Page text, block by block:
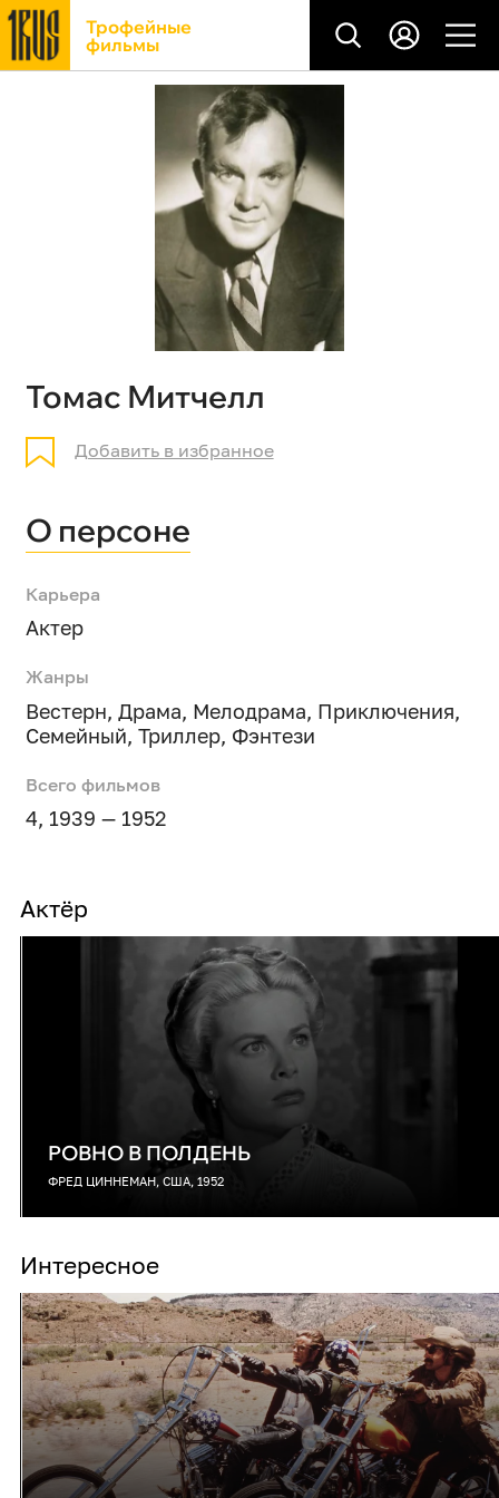
Трофейные
фильмы
Томас Митчелл
Добавить в избранное
О персоне
Карьера
Актер
Жанры
Вестерн, Драма, Мелодрама, Приключения,
Семейный, Триллер, Фэнтези
Всего фильмов
4, 1939 — 1952
Актёр
РОВНО В ПОЛДЕНЬ
ФРЕД ЦИННЕМАН, США, 1952
Интересное